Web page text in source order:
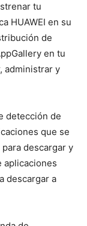
tu
HUAWEI en su
de
en tu
administrar y
detección de
que se
descargar y
aplicaciones
descargar a